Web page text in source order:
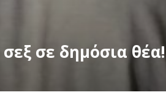
σε δημόσια θέα!